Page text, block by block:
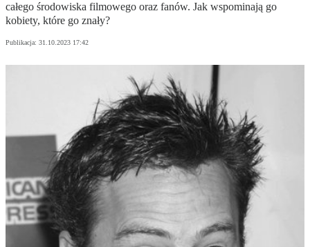
całego środowiska filmowego oraz fanów. Jak wspominają go
kobiety, które go znały?
Publikacja: 31.10.2023 17:42